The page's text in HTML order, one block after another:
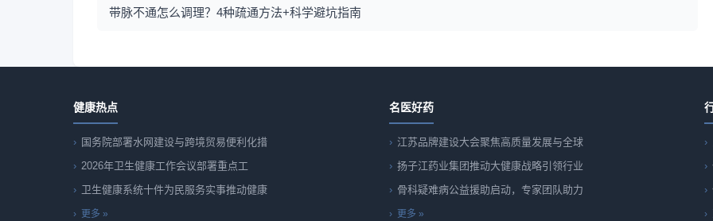
带脉不通怎么调理？4种疏通方法+科学避坑指南
健康热点
国务院部署水网建设与跨境贸易便利化措
2026年卫生健康工作会议部署重点工
卫生健康系统十件为民服务实事推动健康
更多 »
名医好药
江苏品牌建设大会聚焦高质量发展与全球
扬子江药业集团推动大健康战略引领行业
骨科疑难病公益援助启动，专家团队助力
更多 »